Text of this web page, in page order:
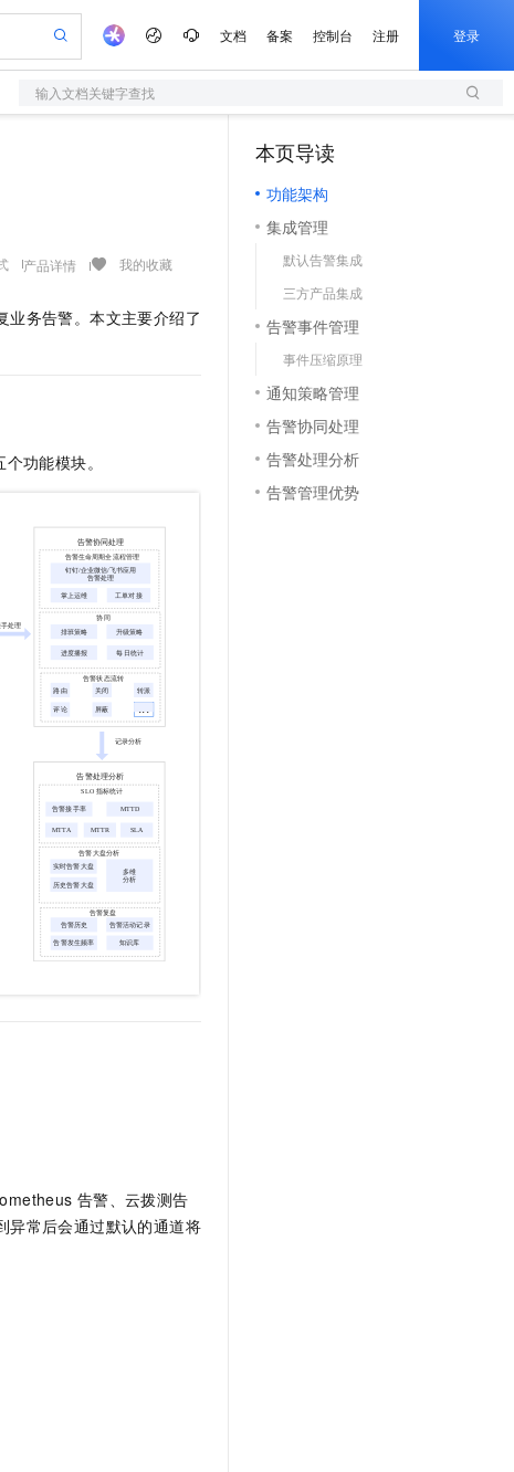
文档 备案 控制台 注册 登录
输入文档关键字查找
产品详情 我的收藏
业务告警。本文主要介绍了
功能模块。
告警、云拨测告
异常后会通过默认的通道将
本页导读
功能架构
集成管理
默认告警集成
三方产品集成
告警事件管理
事件压缩原理
通知策略管理
告警协同处理
告警处理分析
告警管理优势
语音识别与合成
Qwen3-TTS-Flash
应用
的智能体编程平台
企业级人与Agent协作平台，接入和调度多个数字员工
应用创作平台
息提取
从文本、图片、视频中提取结构化的属性信息
全托管，含MySQL、PostgreSQL、SQL Server、MariaDB多引擎
的智能体编程平台
边界网络安全防护产品
轻量应用服务器
数字证书管理服务（原SSL证书）
实现全站HTTPS，呈现可信的WEB访问
DeepSeek-V4-Pro
署专属 QwenPaw HOT
从聊天伙伴进化为能主动干活的本地数字员工
一句话生成原生可编辑精美 PPT 文稿
输入一句话想法, 轻松生成专业的 PPT
一键部署幻兽帕鲁游戏服务器
一键购买专属联机服务器，轻松开启游戏
漫剧工坊：一站式动画创作平台
快速生产连贯的高质量长漫剧
高效部署网站，快速应用到小程序
验
视频创作，一键激活电商全链路生产力
站生成，高效打造优质广告素材
剧创作，剧本、分镜、视频高效生成
一键激活高效办公新体验
、识别商机，让客服更高效、服务更出色。
AI 活动
AI 生产力先锋
先锋实践拓展 AI 生产力的边界
飞天发布时刻
所见，即是所愿
从基础到进阶，Agent 创客手把手教你
创新加速
覆盖90%+业务场景，专享组合折扣价
器
阿里云 OPC 创新助力计划
Token 补贴，五大权
益加速 OPC 成功
专业服务
上云迁移
作计划
划
伴
服务伙伴合作计划
Al MaaS 服务伙伴赋能合作
伙伴信用分合作计划
更多支持
合作伙伴培训与认证
查询合作伙伴
登录合作伙伴管理后台
开发者社区
我要反馈
我要建议
我要投诉
加入我们